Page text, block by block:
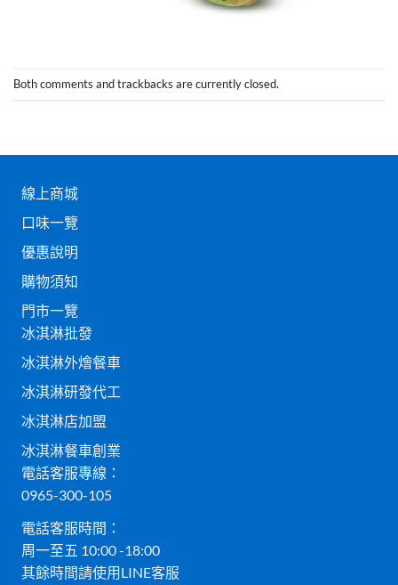
Both comments and trackbacks are currently closed.
線上商城
口味一覽
優惠說明
購物須知
門市一覽
冰淇淋批發
冰淇淋外燴餐車
冰淇淋研發代工
冰淇淋店加盟
冰淇淋餐車創業
電話客服專線：
0965-300-105
電話客服時間：
周一至五 10:00 -18:00
其餘時間請使用LINE客服